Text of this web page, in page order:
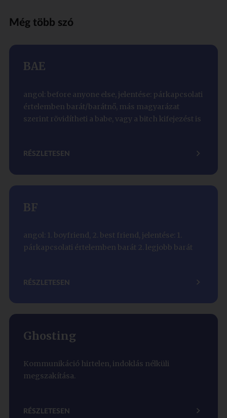
Még több szó
BAE
angol: before anyone else, jelentése: párkapcsolati
értelemben barát/barátnő, más magyarázat
szerint rövidítheti a babe, vagy a bitch kifejezést is
RÉSZLETESEN
BF
angol: 1. boyfriend, 2. best friend, jelentése: 1.
párkapcsolati értelemben barát 2. legjobb barát
RÉSZLETESEN
Ghosting
Kommunikáció hirtelen, indoklás nélküli
megszakítása.
RÉSZLETESEN